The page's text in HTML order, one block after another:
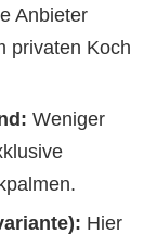
Anbieter
privaten Koch
Weniger
Hier